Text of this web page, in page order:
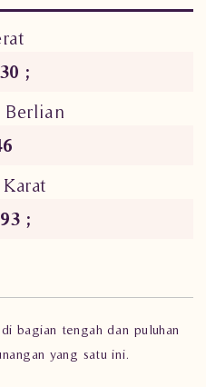
;
Berlian
;
bagian tengah dan puluhan
yang satu ini.